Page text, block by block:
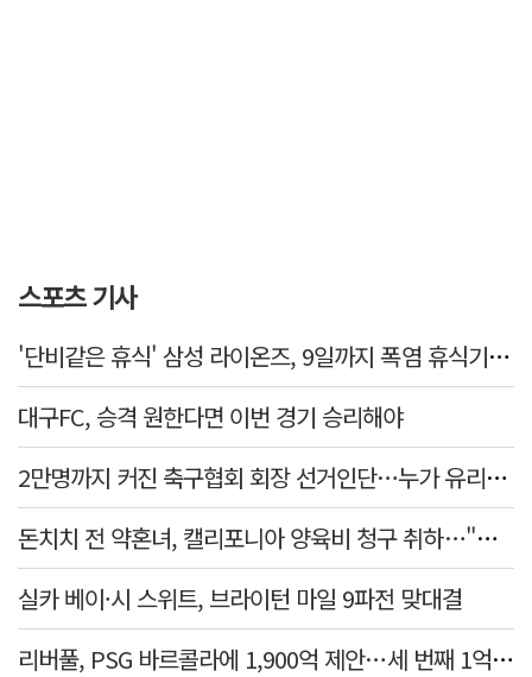
스포츠 기사
'단비같은 휴식' 삼성 라이온즈, 9일까지 폭염 휴식기에 재정비
대구FC, 승격 원한다면 이번 경기 승리해야
2만명까지 커진 축구협회 회장 선거인단…누가 유리할까
돈치치 전 약혼녀, 캘리포니아 양육비 청구 취하…"합의로 해결"
실카 베이·시 스위트, 브라이턴 마일 9파전 맞대결
리버풀, PSG 바르콜라에 1,900억 제안…세 번째 1억 파운드 영입 추진